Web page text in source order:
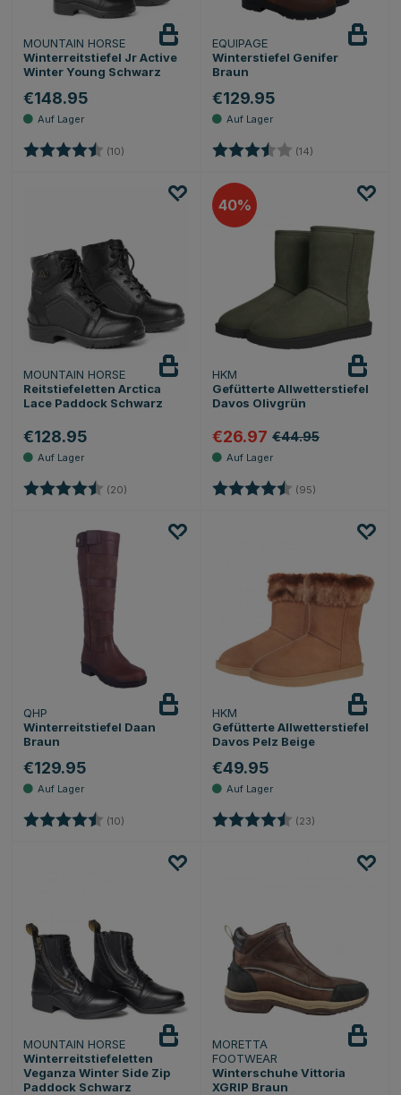
MOUNTAIN HORSE
Winterreitstiefel Jr Active
Winter Young Schwarz
€148.95
Bewertung: (10) 4.7 von 5 Sternen
EQUIPAGE
Winterstiefel Genifer
Braun
€129.95
Bewertung: (14)
MOUNTAIN HORSE
Reitstiefeletten Arctica
Lace Paddock Schwarz
€128.95
Bewertung: (20) 4.5 von 5 Sternen
40
HKM
Gefütterte Allwetterstiefel
Davos Olivgrün
€26.97 €44.95
Bewertung: (95)
QHP
Winterreitstiefel Daan
Braun
€129.95
Bewertung: (10) 4.3 von 5 Sternen
HKM
Gefütterte Allwetterstiefel
Davos Pelz Beige
€49.95
Bewertung: (23)
MOUNTAIN HORSE
Winterreitstiefeletten
Veganza Winter Side Zip
Paddock Schwarz
MORETTA
FOOTWEAR
Winterschuhe Vittoria
XGRIP Braun